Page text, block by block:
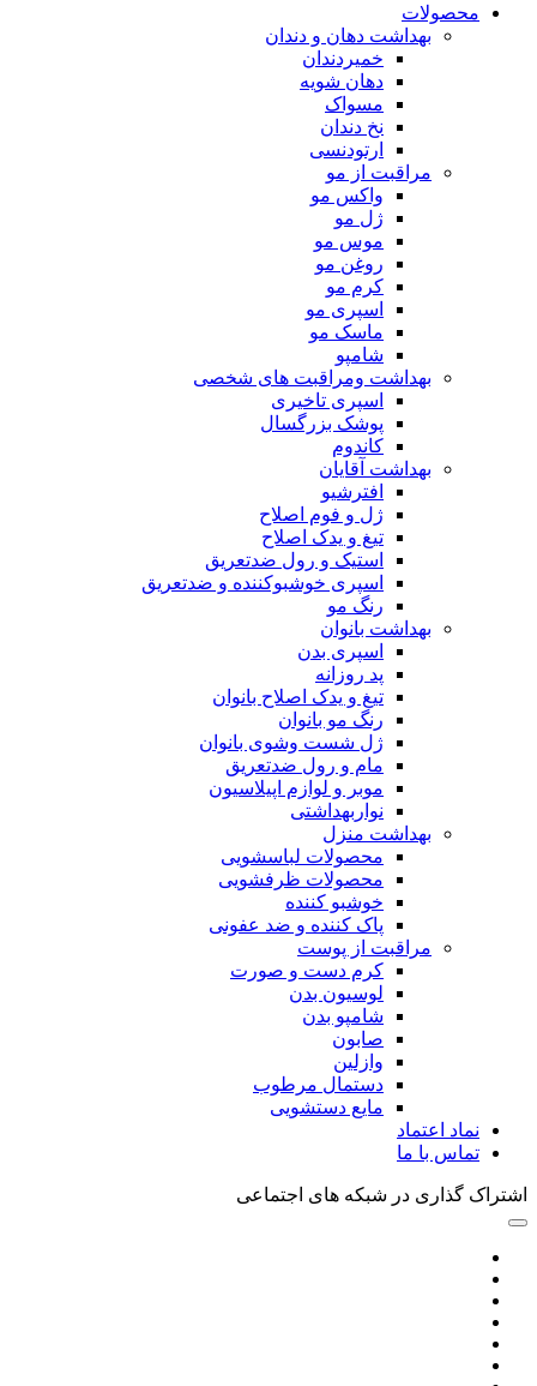
محصولات
بهداشت دهان و دندان
خمیردندان
دهان شویه
مسواک
نخ دندان
ارتودنسی
مراقبت از مو
واکس مو
ژل مو
موس مو
روغن مو
کرم مو
اسپری مو
ماسک مو
شامپو
بهداشت ومراقبت های شخصی
اسپری تاخیری
پوشک بزرگسال
کاندوم
بهداشت آقایان
افترشیو
ژل و فوم اصلاح
تیغ و یدک اصلاح
استیک و رول ضدتعریق
اسپری خوشبوکننده و ضدتعریق
رنگ مو
بهداشت بانوان
اسپری بدن
پد روزانه
تیغ و یدک اصلاح بانوان
رنگ مو بانوان
ژل شست وشوی بانوان
مام و رول ضدتعریق
موبر و لوازم اپیلاسیون
نواربهداشتی
بهداشت منزل
محصولات لباسشویی
محصولات ظرفشویی
خوشبو کننده
پاک کننده و ضد عفونی
مراقبت از پوست
کرم دست و صورت
لوسیون بدن
شامپو بدن
صابون
وازلین
دستمال مرطوب
مایع دستشویی
نماد اعتماد
تماس با ما
اشتراک گذاری در شبکه های اجتماعی